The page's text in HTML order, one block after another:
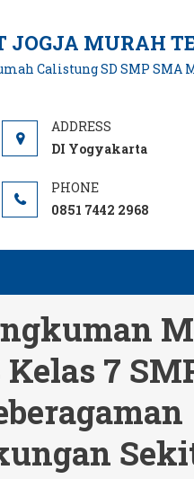
JOGJA MURAH
Calistung SD SMP SMA
DI Yogyakarta
0851 7442 2968
Kelas 7